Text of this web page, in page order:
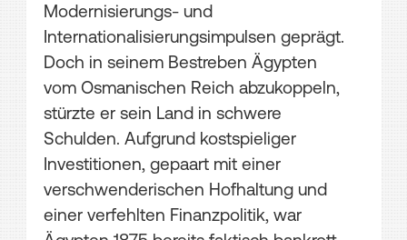
Modernisierungs- und
Internationalisierungsimpulsen geprägt.
Doch in seinem Bestreben Ägypten
vom Osmanischen Reich abzukoppeln,
stürzte er sein Land in schwere
Schulden. Aufgrund kostspieliger
Investitionen, gepaart mit einer
verschwenderischen Hofhaltung und
einer verfehlten Finanzpolitik, war